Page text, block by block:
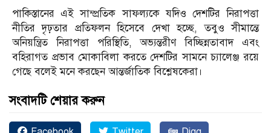
পাকিস্তানের এই সাম্প্রতিক সাফল্যকে যদিও দেশটির নিরাপত্তা
নীতির দৃঢ়তার প্রতিফলন হিসেবে দেখা হচ্ছে, তবুও সীমান্তে
অনিয়ন্ত্রিত নিরাপত্তা পরিস্থিতি, অভ্যন্তরীণ বিচ্ছিন্নতাবাদ এবং
বহিরাগত প্রভাব মোকাবিলা করতে দেশটির সামনে চ্যালেঞ্জ রয়ে
গেছে বলেই মনে করছেন আন্তর্জাতিক বিশ্লেষকেরা।
সংবাদটি শেয়ার করুন